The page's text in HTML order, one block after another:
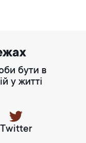
бути в
у житті
Twitter